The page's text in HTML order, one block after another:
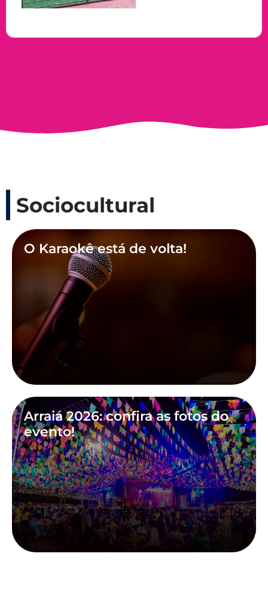
Sociocultural
O Karaokê está de volta!
Arraiá 2026: confira as fotos do
evento!